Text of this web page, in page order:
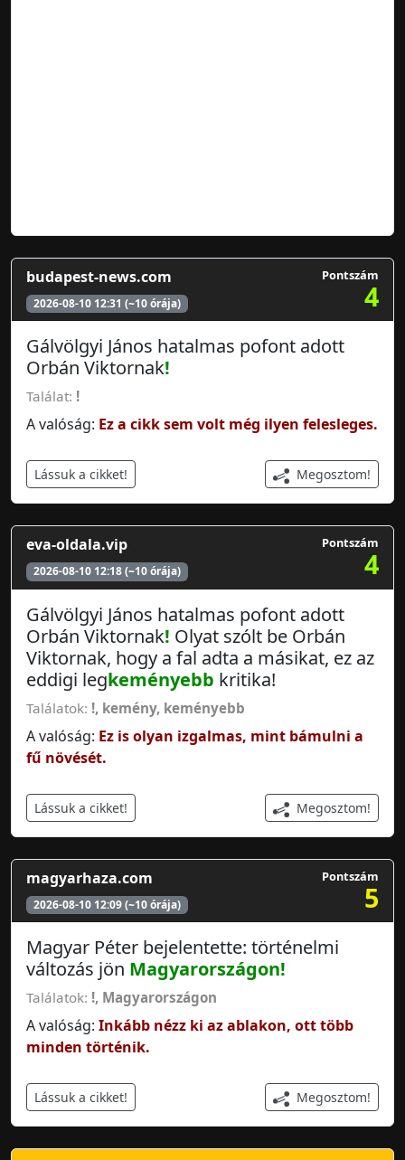
budapest-news.com
2026-08-10 12:31 (~10 órája)
Pontszám
4
Gálvölgyi János hatalmas pofont adott
Orbán Viktornak!
Találat: !
A valóság: Ez a cikk sem volt még ilyen felesleges.
Lássuk a cikket! Megosztom!
eva-oldala.vip
2026-08-10 12:18 (~10 órája)
Pontszám
4
Gálvölgyi János hatalmas pofont adott
Orbán Viktornak! Olyat szólt be Orbán
Viktornak, hogy a fal adta a másikat, ez az
eddigi legkeményebb kritika!
Találatok: !, kemény, keményebb
A valóság: Ez is olyan izgalmas, mint bámulni a
fű növését.
Lássuk a cikket! Megosztom!
magyarhaza.com
2026-08-10 12:09 (~10 órája)
Pontszám
5
Magyar Péter bejelentette: történelmi
változás jön Magyarországon!
Találatok: !, Magyarországon
A valóság: Inkább nézz ki az ablakon, ott több
minden történik.
Lássuk a cikket! Megosztom!